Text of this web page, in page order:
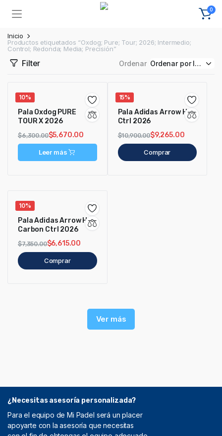
0
Inicio
Productos etiquetados “Oxdog; Pure; Tour; 2026; Intermedio;
Control; Redonda; Media; Precisión”
Filter Ordenar
10%
Pala Oxdog PURE
TOUR X 2026
$6,300.00$5,670.00
Leer más
15%
Pala Adidas Arrow Hit
Ctrl 2026
$10,900.00$9,265.00
Comprar
10%
Pala Adidas Arrow Hit
Carbon Ctrl 2026
$7,350.00$6,615.00
Comprar
Ver más
¿Necesitas asesoría personalizada?
Para el equipo de Mi Padel será un placer
apoyarte con la asesoría que necesitas